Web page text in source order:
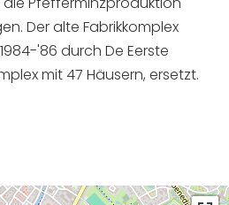
Der alte Fabrikkomplex
'86 durch De Eerste
mit 47 Häusern, ersetzt.